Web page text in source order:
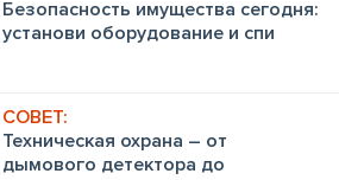
Безопасность имущества сегодня:
установи оборудование и спи
Техническая охрана – от
дымового детектора до